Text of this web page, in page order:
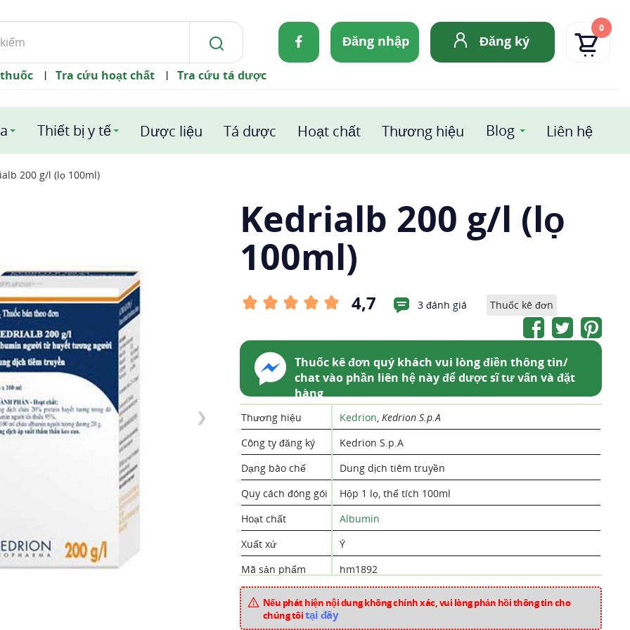
Đăng nhập Đăng ký
0
| Tra cứu hoạt chất | Tra cứu tá dược
Thiết bị y tế Dược liệu Tá dược Hoạt chất Thương hiệu Blog Liên hệ
200 g/l (lọ 100ml)
❯
Kedrialb 200 g/l (lọ
100ml)
4,7 3 đánh giá Thuốc kê đơn
Thuốc kê đơn quý khách vui lòng điền thông tin/
chat vào phần liên hệ này để dược sĩ tư vấn và đặt
hàng
Thương hiệu Kedrion, Kedrion S.p.A
Công ty đăng ký
Kedrion S.p.A
Dạng bào chế
Dung dịch tiêm truyền
Quy cách đóng gói
Hộp 1 lọ, thể tích 100ml
Hoạt chất
Albumin
Xuất xứ
Ý
Mã sản phẩm
hm1892
Chuyên mục
Nếu phát hiện nội dung không chính xác, vui lòng phản hồi thông tin cho
chúng tôitại đây